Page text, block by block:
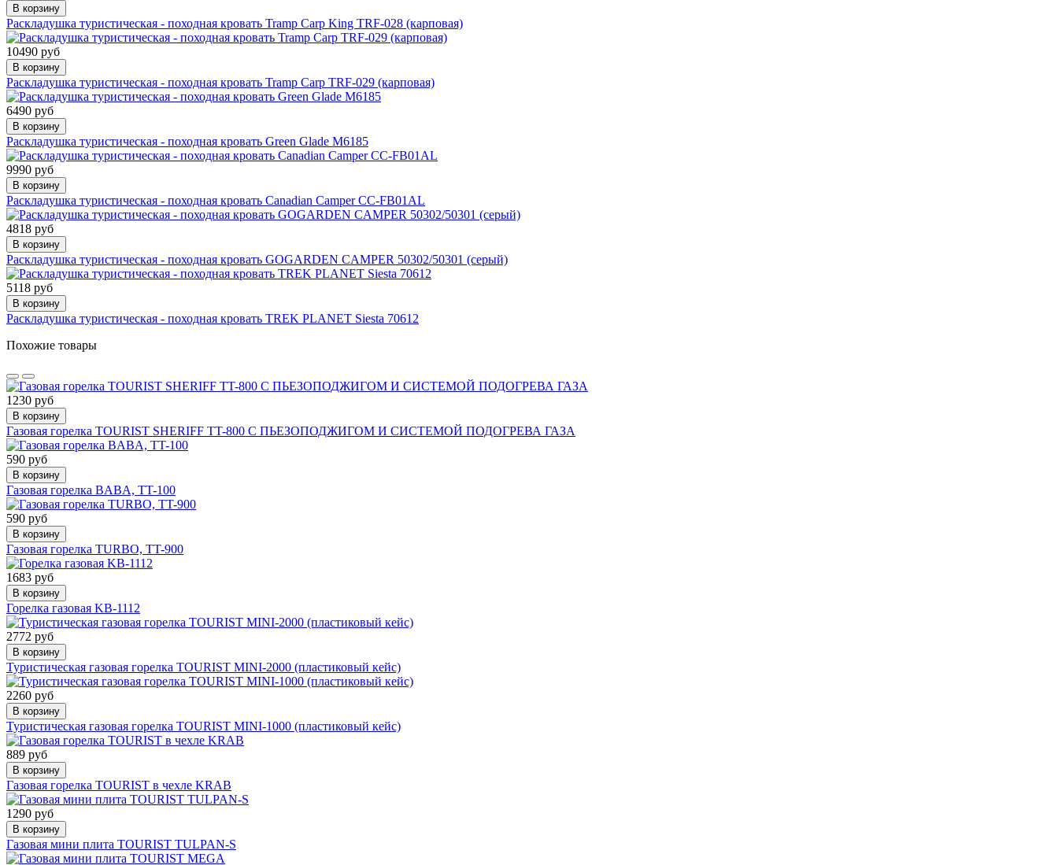
В корзину
Раскладушка туристическая - походная кровать Tramp Carp King TRF-028 (карповая)
10490 руб
В корзину
Раскладушка туристическая - походная кровать Tramp Carp TRF-029 (карповая)
6490 руб
В корзину
Раскладушка туристическая - походная кровать Green Glade M6185
9990 руб
В корзину
Раскладушка туристическая - походная кровать Canadian Camper CC-FB01AL
4818 руб
В корзину
Раскладушка туристическая - походная кровать GOGARDEN CAMPER 50302/50301 (серый)
5118 руб
В корзину
Раскладушка туристическая - походная кровать TREK PLANET Siesta 70612
Похожие товары
1230 руб
В корзину
Газовая горелка TOURIST SHERIFF TT-800 С ПЬЕЗОПОДЖИГОМ И СИСТЕМОЙ ПОДОГРЕВА ГАЗА
590 руб
В корзину
Газовая горелка BABA, TT-100
590 руб
В корзину
Газовая горелка TURBO, TT-900
1683 руб
В корзину
Горелка газовая KB-1112
2772 руб
В корзину
Туристическая газовая горелка TOURIST MINI-2000 (пластиковый кейс)
2260 руб
В корзину
Туристическая газовая горелка TOURIST MINI-1000 (пластиковый кейс)
889 руб
В корзину
Газовая горелка TOURIST в чехле KRAB
1290 руб
В корзину
Газовая мини плита TOURIST TULPAN-S